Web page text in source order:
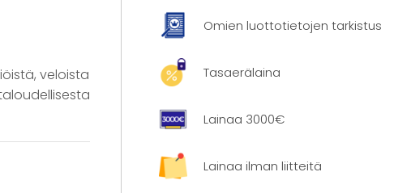
veloista
Omien luottotietojen tarkistus
Tasaerälaina
Lainaa 3000€
Lainaa ilman liitteitä